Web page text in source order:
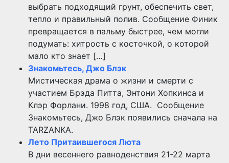
выбрать подходящий грунт, обеспечить свет,
тепло и правильный полив. Сообщение Финик
превращается в пальму быстрее, чем могли
подумать: хитрость с косточкой, о которой
мало кто знает […]
Знакомьтесь, Джо Блэк
Мистическая драма о жизни и смерти с
участием Брэда Питта, Энтони Хопкинса и
Клэр Форлани. 1998 год, США. Сообщение
Знакомьтесь, Джо Блэк появились сначала на
TARZANKA.
Лето Притаившегося Люта
В дни весеннего равноденствия 21-22 марта